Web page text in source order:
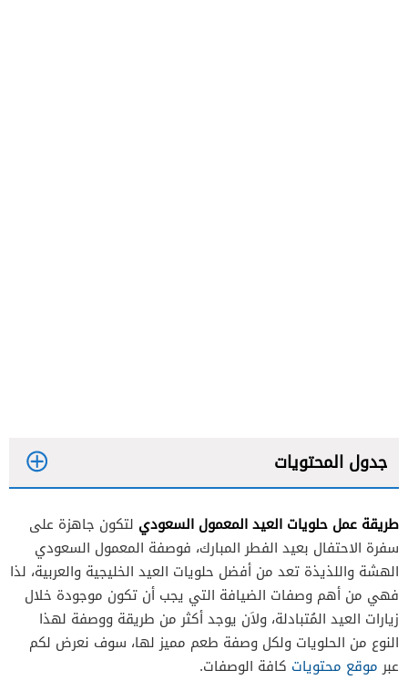
جدول المحتويات
طريقة عمل المعمول السعودي
طريقة عمل المعمول بالفستق
طريقة عمل معمول التمر بدقيق السميد
طريقة عمل معمول الطحين الهش بالبندق والعجوة
المعمول السعودي الهش بالزعفران والمكسرات
طريقة عمل حلويات العيد المعمول السعودي لتكون جاهزة على
سفرة الاحتفال بعيد الفطر المبارك، فوصفة المعمول السعودي
الهشة واللذيذة تعد من أفضل حلويات العيد الخليجية والعربية، لذا
فهي من أهم وصفات الضيافة التي يجب أن تكون موجودة خلال
زيارات العيد المُتبادلة، ولاَن يوجد أكثر من طريقة ووصفة لهذا
النوع من الحلويات ولكل وصفة طعم مميز لها، سوف نعرض لكم
عبرموقع محتويات كافة الوصفات.